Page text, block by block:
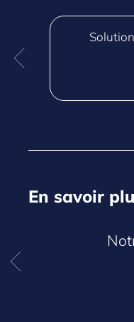
En savoir